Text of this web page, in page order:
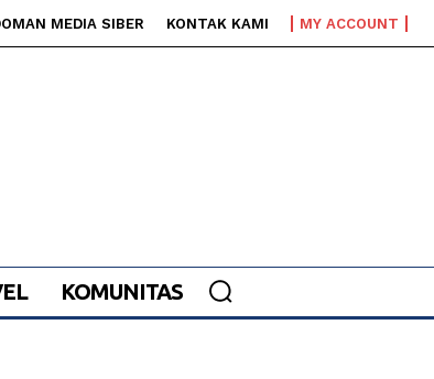
MEDIA SIBER KONTAK KAMI MY ACCOUNT
KOMUNITAS